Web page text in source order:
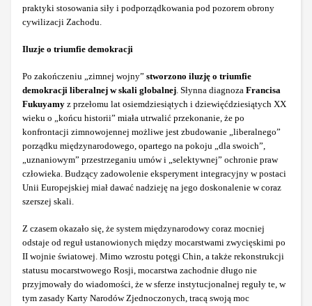
praktyki stosowania siły i podporządkowania pod pozorem obrony
cywilizacji Zachodu.
Iluzje o triumfie demokracji
Po zakończeniu „zimnej wojny” stworzono iluzję o triumfie
demokracji liberalnej w skali globalnej . Słynna diagnoza Francisa
Fukuyamy z przełomu lat osiemdziesiątych i dziewięćdziesiątych XX
wieku o „końcu historii” miała utrwalić przekonanie, że po
konfrontacji zimnowojennej możliwe jest zbudowanie „liberalnego”
porządku międzynarodowego, opartego na pokoju „dla swoich”,
„uznaniowym” przestrzeganiu umów i „selektywnej” ochronie praw
człowieka. Budzący zadowolenie eksperyment integracyjny w postaci
Unii Europejskiej miał dawać nadzieję na jego doskonalenie w coraz
szerszej skali.
Z czasem okazało się, że system międzynarodowy coraz mocniej
odstaje od reguł ustanowionych między mocarstwami zwycięskimi po
II wojnie światowej. Mimo wzrostu potęgi Chin, a także rekonstrukcji
statusu mocarstwowego Rosji, mocarstwa zachodnie długo nie
przyjmowały do wiadomości, że w sferze instytucjonalnej reguły te, w
tym zasady Karty Narodów Zjednoczonych, tracą swoją moc